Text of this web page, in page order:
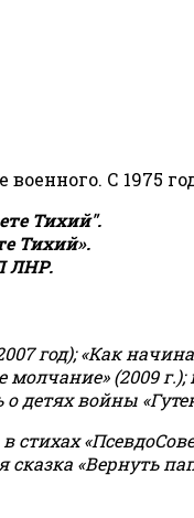
военного. С 1975
Тихий".
Тихий».
ЛНР.
год); «Как
(2009
войны
«Вернуть